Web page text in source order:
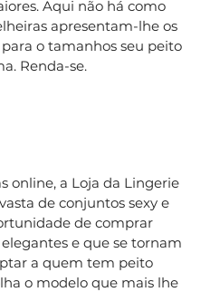
Aqui não há como
apresentam-lhe os
o tamanhos seu peito
Renda-se.
online, a Loja da Lingerie
de conjuntos sexy e
de comprar
e que se tornam
a quem tem peito
o modelo que mais lhe